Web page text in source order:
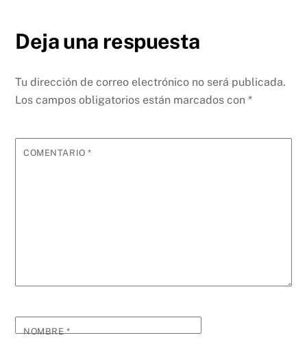
Deja una respuesta
Tu dirección de correo electrónico no será publicada.
Los campos obligatorios están marcados con*
COMENTARIO*
NOMBRE*